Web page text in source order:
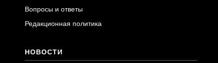
Вопросы и ответы
Редакционная политика
НОВОСТИ